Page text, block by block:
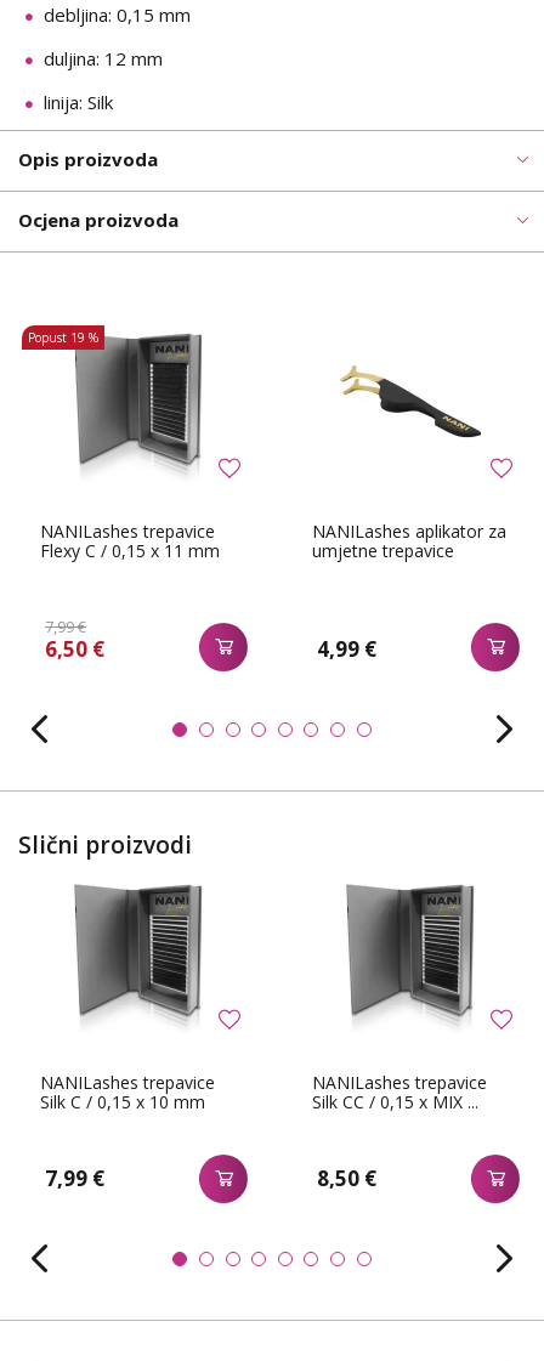
debljina: 0,15 mm
duljina: 12 mm
linija: Silk
Opis proizvoda
Ocjena proizvoda
NANILashes trepavice
Flexy C / 0,15 x 11 mm
7,99 €
6,50 €
Popust 19 %
NANILashes aplikator za
umjetne trepavice
4,99 €
Slični proizvodi
NANILashes trepavice
Silk C / 0,15 x 10 mm
7,99 €
NANILashes trepavice
Silk CC / 0,15 x MIX ...
8,50 €